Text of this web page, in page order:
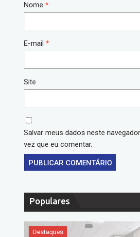
Nome *
E-mail *
Site
Salvar meus dados neste
vez que eu comentar.
Populares
Destaques